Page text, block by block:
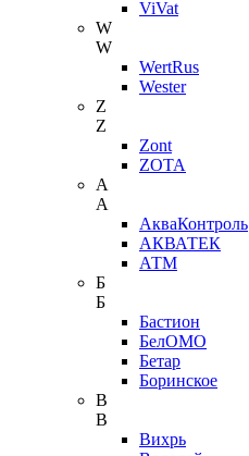
ViVat
W
W
WertRus
Wester
Z
Z
Zont
ZOTA
А
А
АкваКонтроль
АКВАТЕК
АТМ
Б
Б
Бастион
БелОМО
Бетар
Боринское
В
В
Вихрь